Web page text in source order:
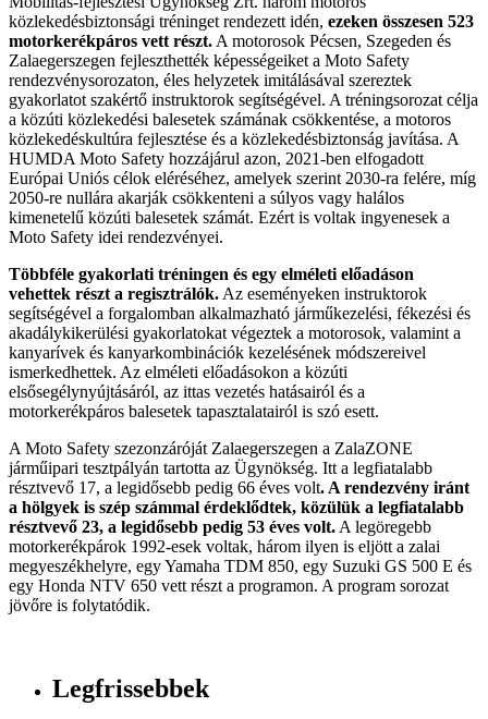
közlekedésbiztonsági tréninget rendezett idén, ezeken összesen 523
motorkerékpáros vett részt. A motorosok Pécsen, Szegeden és
Zalaegerszegen fejleszthették képességeiket a Moto Safety
rendezvénysorozaton, éles helyzetek imitálásával szereztek
gyakorlatot szakértő instruktorok segítségével. A tréningsorozat célja
a közúti közlekedési balesetek számának csökkentése, a motoros
közlekedéskultúra fejlesztése és a közlekedésbiztonság javítása. A
HUMDA Moto Safety hozzájárul azon, 2021-ben elfogadott
Európai Uniós célok eléréséhez, amelyek szerint 2030-ra felére, míg
2050-re nullára akarják csökkenteni a súlyos vagy halálos
kimenetelű közúti balesetek számát. Ezért is voltak ingyenesek a
Moto Safety idei rendezvényei.
Többféle gyakorlati tréningen és egy elméleti előadáson
vehettek részt a regisztrálók. Az eseményeken instruktorok
segítségével a forgalomban alkalmazható járműkezelési, fékezési és
akadálykikerülési gyakorlatokat végeztek a motorosok, valamint a
kanyarívek és kanyarkombinációk kezelésének módszereivel
ismerkedhettek. Az elméleti előadásokon a közúti
elsősegélynyújtásáról, az ittas vezetés hatásairól és a
motorkerékpáros balesetek tapasztalatairól is szó esett.
A Moto Safety szezonzáróját Zalaegerszegen a ZalaZONE
járműipari tesztpályán tartotta az Ügynökség. Itt a legfiatalabb
résztvevő 17, a legidősebb pedig 66 éves volt. A rendezvény iránt
a hölgyek is szép számmal érdeklődtek, közülük a legfiatalabb
résztvevő 23, a legidősebb pedig 53 éves volt. A legöregebb
motorkerékpárok 1992-esek voltak, három ilyen is eljött a zalai
megyeszékhelyre, egy Yamaha TDM 850, egy Suzuki GS 500 E és
egy Honda NTV 650 vett részt a programon. A program sorozat
jövőre is folytatódik.
Legfrissebbek